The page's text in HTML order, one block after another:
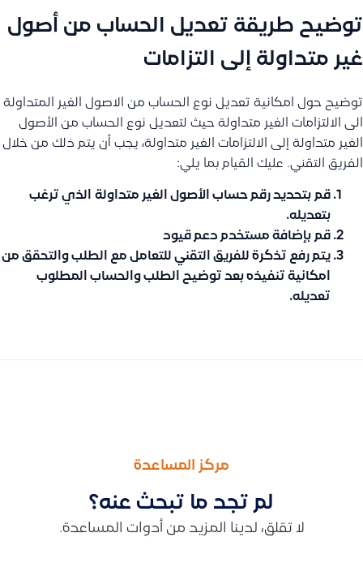
توضيح طريقة تعديل الحساب من أصول
غير متداولة إلى التزامات
توضيح حول امكانية تعديل نوع الحساب من الاصول الغير المتداولة
الى الالتزامات الغير متداولة حيث لتعديل نوع الحساب من الأصول
الغير متداولة إلى الالتزامات الغير متداولة، يجب أن يتم ذلك من خلال
الفريق التقني. عليك القيام بما يلي:
قم بتحديد رقم حساب الأصول الغير متداولة الذي ترغب
بتعديله.
قم بإضافة مستخدم دعم قيود
يتم رفع تذكرة للفريق التقني للتعامل مع الطلب والتحقق من
امكانية تنفيذه بعد توضيح الطلب والحساب المطلوب
تعديله.
مركز المساعدة
لم تجد ما تبحث عنه؟
لا تقلق، لدينا المزيد من أدوات المساعدة.